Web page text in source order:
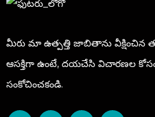
మీరు మా ఉత్పత్తి జాబితాను వీక్షించిన
ఆసక్తిగా ఉంటే, దయచేసి విచారణల
సంకోచించకండి.